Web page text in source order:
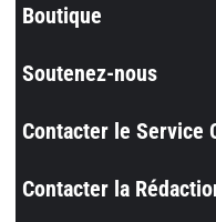
Boutique
Soutenez-nous
Contacter le Service
Contacter la